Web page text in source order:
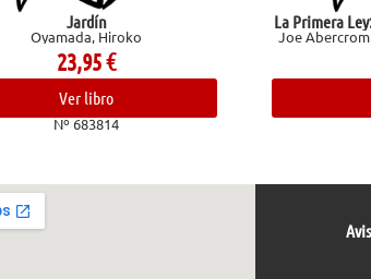
La Primera Ley: Libros I, II, y III – Estuche
Joe Abercrombie; Borja García Bercero
44,95
Ver libro
Nº 683120